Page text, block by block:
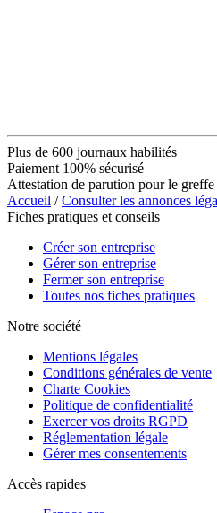
Plus de 600 journaux habilités
Paiement 100% sécurisé
Attestation de parution pour le
Accueil /Consulter les annonces
Fiches pratiques et conseils
Créer son entreprise
Gérer son entreprise
Fermer son entreprise
Toutes nos fiches pratiques
Notre société
Mentions légales
Conditions générales de vente
Charte Cookies
Politique de confidentialité
Exercer vos droits RGPD
Réglementation légale
Gérer mes consentements
Accès rapides